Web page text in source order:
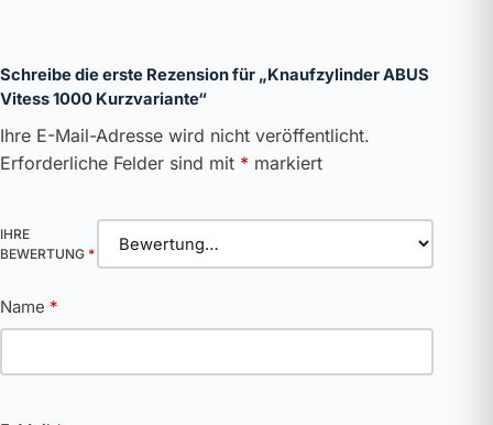
Schreibe die erste Rezension für „Knaufzylinder ABUS
Vitess 1000 Kurzvariante“
Ihre E-Mail-Adresse wird nicht veröffentlicht.
Erforderliche Felder sind mit * markiert
IHRE
BEWERTUNG *
Name *